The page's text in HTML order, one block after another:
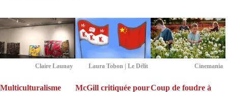
Claire Launay
Multiculturalisme
Laura Tobon | Le Délit
McGill critiquée pour
Cinemania
Coup de foudre à